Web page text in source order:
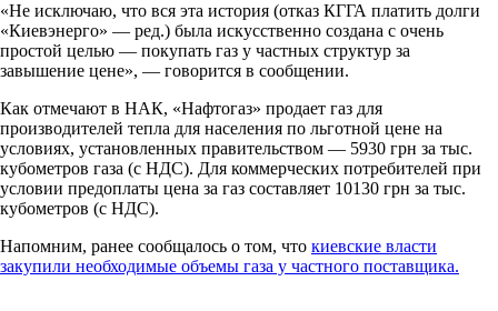
«Не исключаю, что вся эта история (отказ КГГА платить долги
«Киевэнерго» — ред.) была искусственно создана с очень
простой целью — покупать газ у частных структур за
завышение цене», — говорится в сообщении.
Как отмечают в НАК, «Нафтогаз» продает газ для
производителей тепла для населения по льготной цене на
условиях, установленных правительством — 5930 грн за тыс.
кубометров газа (с НДС). Для коммерческих потребителей при
условии предоплаты цена за газ составляет 10130 грн за тыс.
кубометров (с НДС).
Напомним, ранее сообщалось о том, что киевские власти
закупили необходимые объемы газа у частного поставщика.